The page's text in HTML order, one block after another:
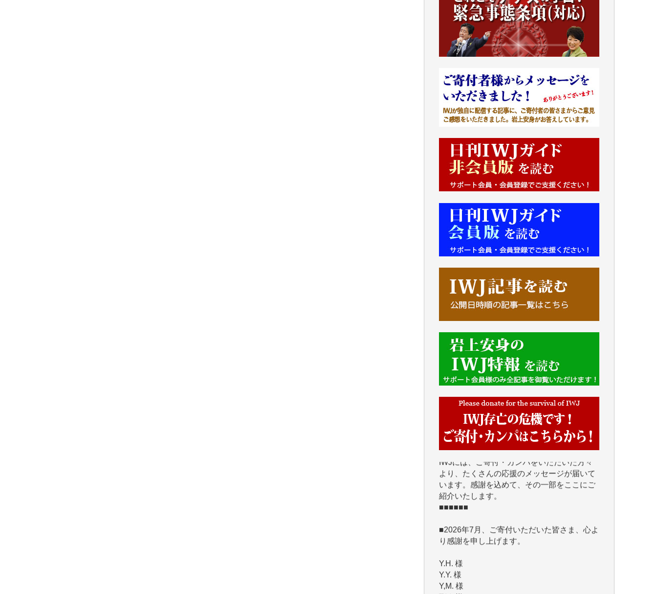
■■■■■■
IWJには、ご寄付・カンパをいただいた方々
より、たくさんの応援のメッセージが届いて
います。感謝を込めて、その一部をここにご
紹介いたします。
■■■■■■
■2026年7月、ご寄付いただいた皆さま、心よ
Y.H. 様
Y,M. 様
T.M. 様
マツモト ヤスアキ 様